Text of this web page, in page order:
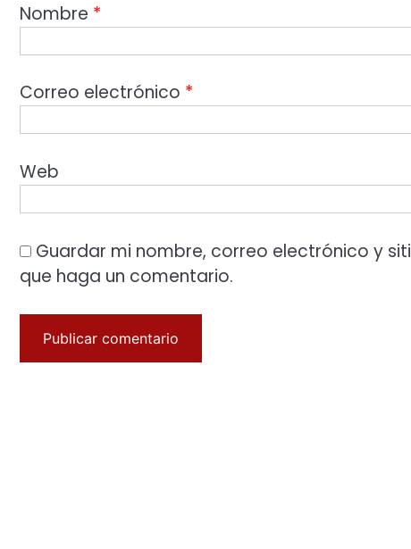
Nombre *
Correo electrónico *
Web
Guardar mi nombre, correo electrónico y
que haga un comentario.